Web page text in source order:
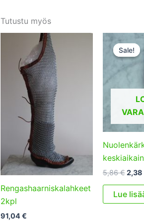
Tutustu myös
Rengashaarniskalahkeet
2kpl
91,04€
Sale!
Sale!
5,86€
oli:
5,86
2,38
Lue